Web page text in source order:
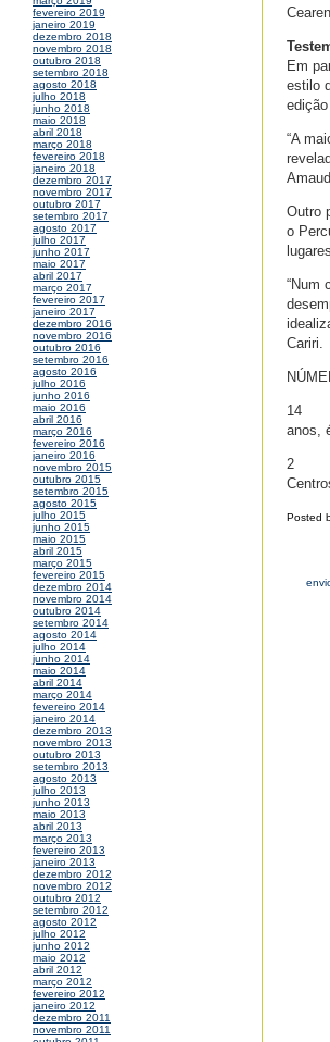
fevereiro 2019
janeiro 2019
dezembro 2018
novembro 2018
outubro 2018
setembro 2018
agosto 2018
julho 2018
junho 2018
maio 2018
abril 2018
março 2018
fevereiro 2018
janeiro 2018
dezembro 2017
novembro 2017
outubro 2017
setembro 2017
agosto 2017
julho 2017
junho 2017
maio 2017
abril 2017
março 2017
fevereiro 2017
janeiro 2017
dezembro 2016
novembro 2016
outubro 2016
setembro 2016
agosto 2016
julho 2016
junho 2016
maio 2016
abril 2016
março 2016
fevereiro 2016
janeiro 2016
novembro 2015
outubro 2015
setembro 2015
agosto 2015
julho 2015
junho 2015
maio 2015
abril 2015
março 2015
fevereiro 2015
dezembro 2014
novembro 2014
outubro 2014
setembro 2014
agosto 2014
julho 2014
junho 2014
maio 2014
abril 2014
março 2014
fevereiro 2014
janeiro 2014
dezembro 2013
novembro 2013
outubro 2013
setembro 2013
agosto 2013
julho 2013
junho 2013
maio 2013
abril 2013
março 2013
fevereiro 2013
janeiro 2013
dezembro 2012
novembro 2012
outubro 2012
setembro 2012
agosto 2012
julho 2012
junho 2012
maio 2012
abril 2012
março 2012
fevereiro 2012
janeiro 2012
dezembro 2011
novembro 2011
Em
estilo
“A
Outro
o
“Num
Cariri.
14
anos,
2
Posted